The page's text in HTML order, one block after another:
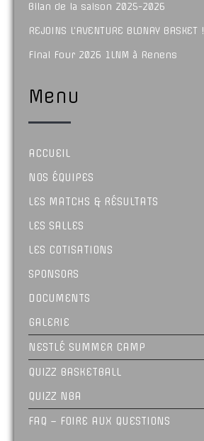
Bilan de la saison 2025-2026
REJOINS L’AVENTURE BLONAY BASKET !
Final Four 2026 1LNM à Renens
Menu
ACCUEIL
NOS ÉQUIPES
LES MATCHS & RÉSULTATS
LES SALLES
LES COTISATIONS
SPONSORS
DOCUMENTS
GALERIE
NESTLÉ SUMMER CAMP
QUIZZ BASKETBALL
QUIZZ NBA
FAQ – FOIRE AUX QUESTIONS